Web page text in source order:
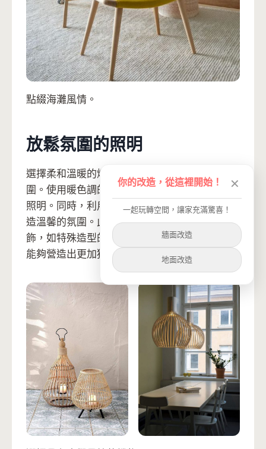
點綴海灘風情。
放鬆氛圍的照明
選擇柔和溫暖的燈光可以營造出放鬆和浪漫的氛
圍。使用暖色調的燈泡或燈罩，避免過於刺眼的
照明。同時，利用燭光也是一種很好的方式來營
造溫馨的氛圍。此外，選擇具有度假風情的燈
飾，如特殊造型的立燈、壁燈、籐燈或沙灘燈，
能夠營造出更加獨特而富有度假感的照明氛圍。
你的改造，從這裡開始！ ✕
一起玩轉空間，讓家充滿驚喜！
牆面改造
地面改造